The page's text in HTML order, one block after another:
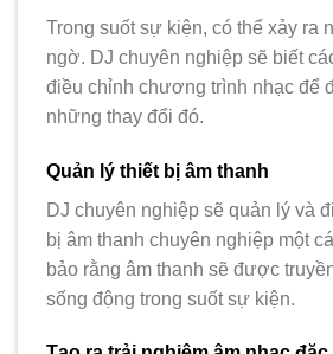
Trong suốt sự kiện, có thể xảy ra
ngờ. DJ chuyên nghiệp sẽ biết
điều chỉnh chương trình nhạc để
những thay đổi đó.
Quản lý thiết bị âm thanh
DJ chuyên nghiệp sẽ quản lý và
bị âm thanh chuyên nghiệp một
bảo rằng âm thanh sẽ được
sống động trong suốt sự kiện.